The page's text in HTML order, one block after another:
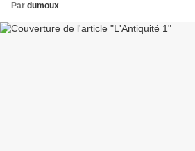
Par dumoux